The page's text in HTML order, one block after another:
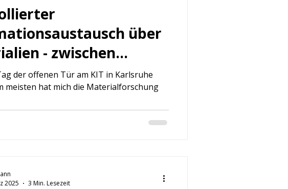
über
- zwischen
der offenen Tür am KIT in Karlsruhe
meisten hat mich die Materialforschung
2025
3 Min. Lesezeit